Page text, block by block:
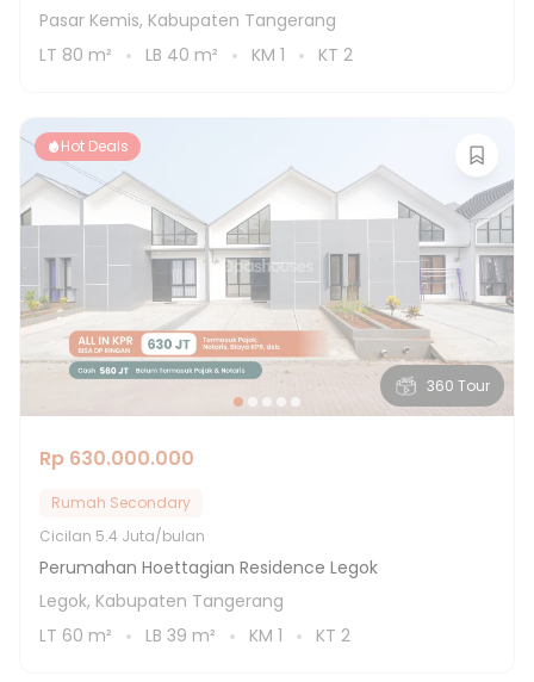
Pasar Kemis, Kabupaten Tangerang
LT 80 m² LB 40 m² KM 1 KT 2
360 Tour
Hot Deals
Rp 630.000.000
Rumah Secondary
Cicilan 5.4 Juta/bulan
Perumahan Hoettagian Residence Legok
Legok, Kabupaten Tangerang
LT 60 m² LB 39 m² KM 1 KT 2